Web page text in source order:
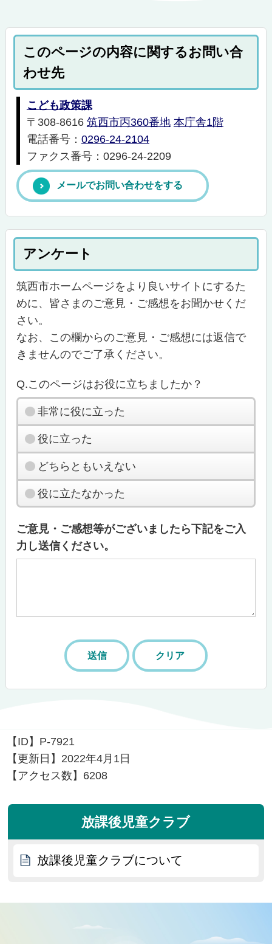
このページの内容に関するお問い合
わせ先
こども政策課
〒308-8616 筑西市丙360番地 本庁舎1階
電話番号： 0296-24-2104
ファクス番号：0296-24-2209
メールでお問い合わせをする
アンケート
筑西市ホームページをより良いサイトにするた
めに、皆さまのご意見・ご感想をお聞かせくだ
さい。
なお、この欄からのご意見・ご感想には返信で
きませんのでご了承ください。
Q.このページはお役に立ちましたか？
非常に役に立った
役に立った
どちらともいえない
役に立たなかった
ご意見・ご感想等がございましたら下記をご入
力し送信ください。
【ID】 P-7921
【更新日】 2022年4月1日
【アクセス数】 6208
放課後児童クラブ
放課後児童クラブについて